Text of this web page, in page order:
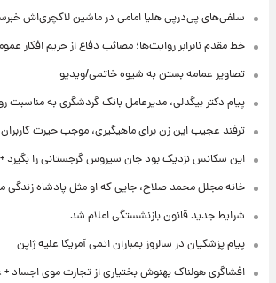
سلفی‌های پی‌درپی هلیا امامی در ماشین لاکچری‌اش
خط مقدم نابرابر روایت‌ها؛ مصائب دفاع از حریم افکار
تصاویر عمامه بستن به شیوه خاتمی/ویدیو
پیام دکتر بیگدلی، مدیرعامل بانک گردشگری به مناسبت
ترفند عجیب این زن برای ماهیگیری، موجب حیرت
این سکانس نزدیک بود جان سیروس گرجستانی را بگیرد
خانه مجلل محمد صلاح، جایی که او مثل پادشاه زندگی
شرایط جدید قانون بازنشستگی اعلام شد
پیام پزشکیان در سالروز بمباران اتمی آمریکا علیه ژاپن
افشاگری هولناک بهنوش بختیاری از تجارت موی اجساد